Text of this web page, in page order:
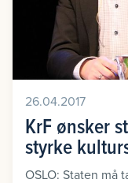
26.04.2017
KrF ønsker
styrke
OSLO: Staten må